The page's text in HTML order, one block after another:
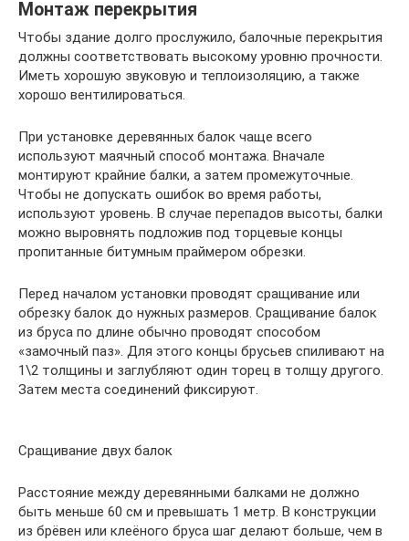
Монтаж перекрытия
Чтобы здание долго прослужило, балочные перекрытия
должны соответствовать высокому уровню прочности.
Иметь хорошую звуковую и теплоизоляцию, а также
хорошо вентилироваться.
При установке деревянных балок чаще всего
используют маячный способ монтажа. Вначале
монтируют крайние балки, а затем промежуточные.
Чтобы не допускать ошибок во время работы,
используют уровень. В случае перепадов высоты, балки
можно выровнять подложив под торцевые концы
пропитанные битумным праймером обрезки.
Перед началом установки проводят сращивание или
обрезку балок до нужных размеров. Сращивание балок
из бруса по длине обычно проводят способом
«замочный паз». Для этого концы брусьев спиливают на
1\2 толщины и заглубляют один торец в толщу другого.
Затем места соединений фиксируют.
Сращивание двух балок
Расстояние между деревянными балками не должно
быть меньше 60 см и превышать 1 метр. В конструкции
из брёвен или клеёного бруса шаг делают больше, чем в